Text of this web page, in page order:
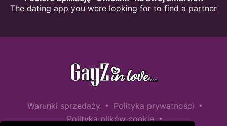
The dating app you were looking for to find a partner
Warunki sprzedaży • Polityka prywatności •
Polityka plików cookie •